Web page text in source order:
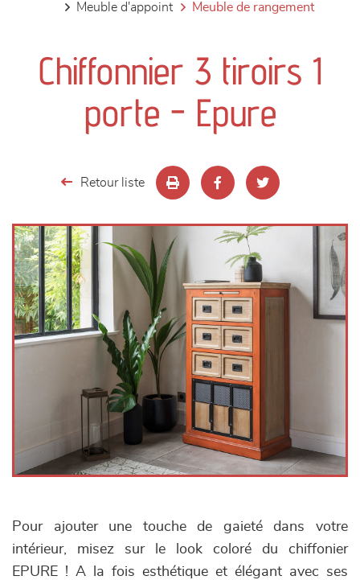
séjours
meubles de complément
décoration
meuble d'appoint
meuble de rangement
Chiffonnier 3 tiroirs 1
porte - Epure
Retour liste
Pour ajouter une touche de gaieté dans votre
intérieur, misez sur le look coloré du chiffonier
EPURE ! A la fois esthétique et élégant avec ses